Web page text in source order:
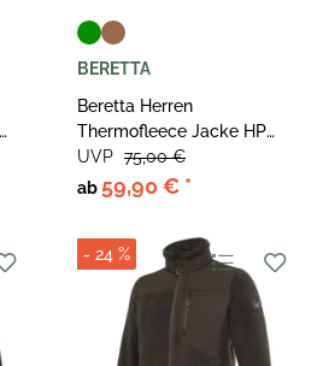
BERETTA
Beretta Herren
Thermofleece Jacke HP
Logo Full Zip
ab 59,90 € *
UVP 75,00 €
- 24 %